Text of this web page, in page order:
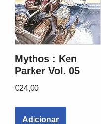
Mythos : Ken
Parker Vol. 05
€24,00
Adicionar